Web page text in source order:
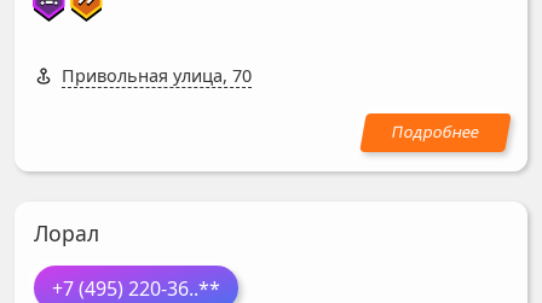
Привольная улица, 70
Лорал
+7 (495) 220-36..**